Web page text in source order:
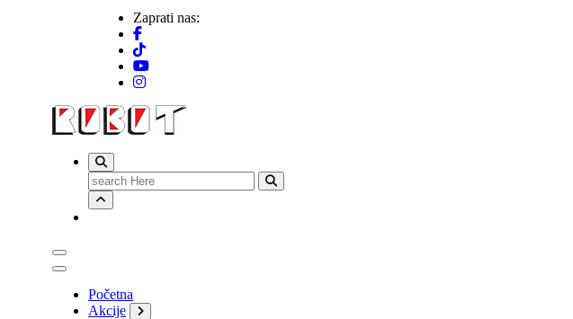
Zaprati nas:
Search
for:
Početna
Akcije